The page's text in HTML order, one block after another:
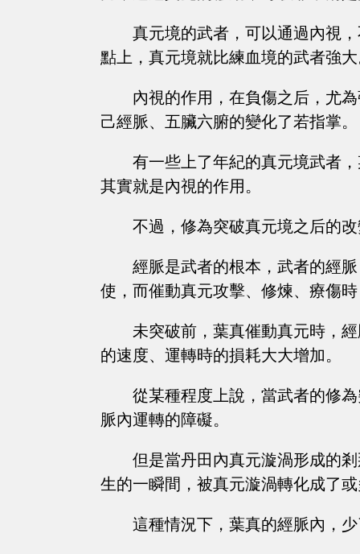
真元境的武者，可以通過內視
點上，真元境就比練血境的武者強
內視的作用，在負傷之后，尤
己經脈、五臟六腑的變化了若指掌。
有一些上了年紀的真元境武者
其實就是內視的作用。
不過，修為突破真元境之后的
經脈是武者的根本，武者的經
使，而催動真元攻擊、修煉、療傷
未突破前，葉真催動真元時，
的速度、運轉時的損耗大大增加。
從某種程度上說，當武者的修
脈內運轉的障礙。
但是當丹田內真元漩渦形成的
生的一瞬間，被真元漩渦轉化成了
這種情況下，葉真的經脈內，